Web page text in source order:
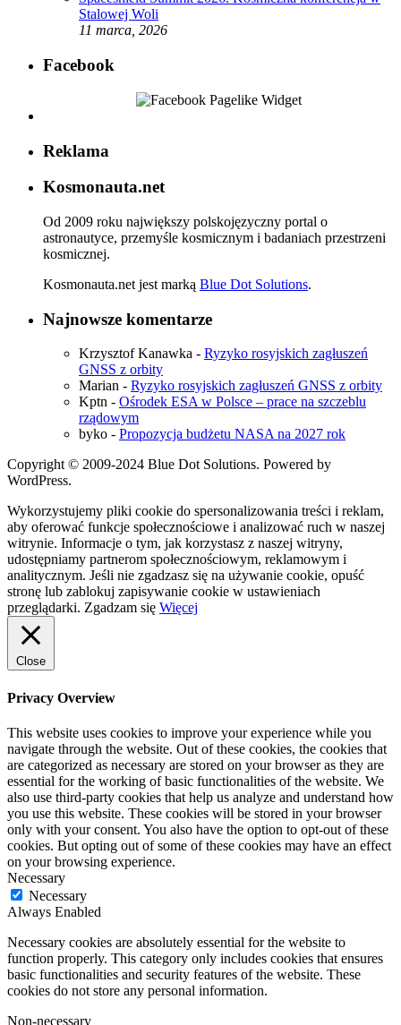
Stalowej Woli
11 marca, 2026
Facebook
Reklama
Kosmonauta.net
Od 2009 roku największy polskojęzyczny portal o
astronautyce, przemyśle kosmicznym i badaniach przestrzeni
kosmicznej.
Kosmonauta.net jest marką Blue Dot Solutions.
Najnowsze komentarze
Krzysztof Kanawka - Ryzyko rosyjskich zagłuszeń
GNSS z orbity
Marian - Ryzyko rosyjskich zagłuszeń GNSS z orbity
Kptn - Ośrodek ESA w Polsce – prace na szczeblu
rządowym
byko - Propozycja budżetu NASA na 2027 rok
Copyright © 2009-2024 Blue Dot Solutions. Powered by
WordPress.
Wykorzystujemy pliki cookie do spersonalizowania treści i reklam,
aby oferować funkcje społecznościowe i analizować ruch w naszej
witrynie. Informacje o tym, jak korzystasz z naszej witryny,
udostępniamy partnerom społecznościowym, reklamowym i
analitycznym. Jeśli nie zgadzasz się na używanie cookie, opuść
stronę lub zablokuj zapisywanie cookie w ustawieniach
przeglądarki. Zgadzam się Więcej
Close
Privacy Overview
This website uses cookies to improve your experience while you
navigate through the website. Out of these cookies, the cookies that
are categorized as necessary are stored on your browser as they are
essential for the working of basic functionalities of the website. We
also use third-party cookies that help us analyze and understand how
you use this website. These cookies will be stored in your browser
only with your consent. You also have the option to opt-out of these
cookies. But opting out of some of these cookies may have an effect
on your browsing experience.
Necessary
Necessary
Always Enabled
Necessary cookies are absolutely essential for the website to
function properly. This category only includes cookies that ensures
basic functionalities and security features of the website. These
cookies do not store any personal information.
Non-necessary